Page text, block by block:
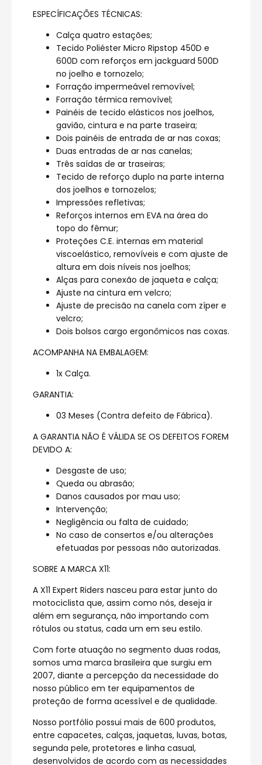
ESPECÍFICAÇÕES TÉCNICAS:
Calça quatro estações;
Tecido Poliéster Micro Ripstop 450D e
600D com reforços em jackguard 500D
no joelho e tornozelo;
Forração impermeável removível;
Forração térmica removível;
Painéis de tecido elásticos nos joelhos,
gavião, cintura e na parte traseira;
Dois painéis de entrada de ar nas coxas;
Duas entradas de ar nas canelas;
Três saídas de ar traseiras;
Tecido de reforço duplo na parte interna
dos joelhos e tornozelos;
Impressões refletivas;
Reforços internos em EVA na área do
topo do fêmur;
Proteções C.E. internas em material
viscoelástico, removíveis e com ajuste de
altura em dois níveis nos joelhos;
Alças para conexão de jaqueta e calça;
Ajuste na cintura em velcro;
Ajuste de precisão na canela com zíper e
velcro;
Dois bolsos cargo ergonômicos nas coxas.
ACOMPANHA NA EMBALAGEM:
1x Calça.
GARANTIA:
03 Meses (Contra defeito de Fábrica).
A GARANTIA NÃO É VÁLIDA SE OS DEFEITOS FOREM
DEVIDO A:
Desgaste de uso;
Queda ou abrasão;
Danos causados por mau uso;
Intervenção;
Negligência ou falta de cuidado;
No caso de consertos e/ou alterações
efetuadas por pessoas não autorizadas.
SOBRE A MARCA X11:
A X11 Expert Riders nasceu para estar junto do
motociclista que, assim como nós, deseja ir
além em segurança, não importando com
rótulos ou status, cada um em seu estilo.
Com forte atuação no segmento duas rodas,
somos uma marca brasileira que surgiu em
2007, diante a percepção da necessidade do
nosso público em ter equipamentos de
proteção de forma acessível e de qualidade.
Nosso portfólio possui mais de 600 produtos,
entre capacetes, calças, jaquetas, luvas, botas,
segunda pele, protetores e linha casual,
desenvolvidos de acordo com as necessidades